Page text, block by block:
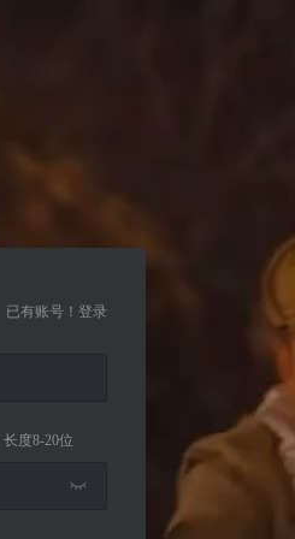
已有账号！登录
度8-20位
